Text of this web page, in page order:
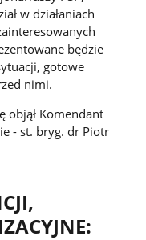
w działaniach
będzie
gotowe
nimi.
objął Komendant
- st. bryg. dr Piotr